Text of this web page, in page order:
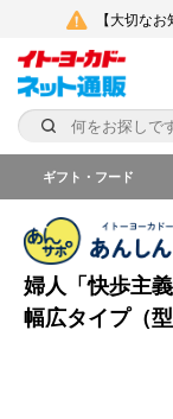
【大切な
ギフト・フード
婦人「快歩主
幅広タイプ（